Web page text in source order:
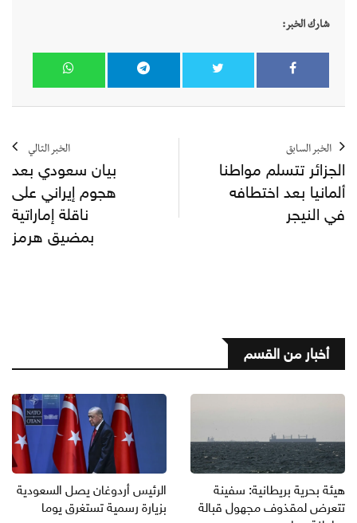
شارك الخبر:
الخبر السابق
الجزائر تتسلم مواطنا
ألمانيا بعد اختطافه
في النيجر
الخبر التالي
بيان سعودي بعد
هجوم إيراني على
ناقلة إماراتية
بمضيق هرمز
أخبار من القسم
هيئة بحرية بريطانية: سفينة
تتعرض لمقذوف مجهول قبالة
الرئيس أردوغان يصل السعودية
بزيارة رسمية تستغرق يوما